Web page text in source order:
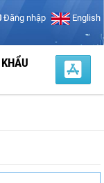
Đăng nhập English